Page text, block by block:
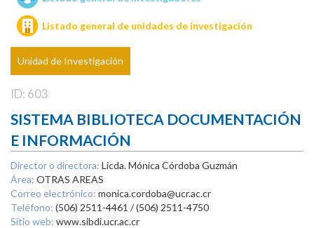
Listado general de unidades de investigación
Unidad de Investigación
ID: 603
SISTEMA BIBLIOTECA DOCUMENTACIÓN
E INFORMACIÓN
Director o directora: Licda. Mónica Córdoba Guzmán
Área: OTRAS AREAS
Correo electrónico: monica.cordoba@ucr.ac.cr
Teléfono: (506) 2511-4461 / (506) 2511-4750
Sitio web: www.sibdi.ucr.ac.cr